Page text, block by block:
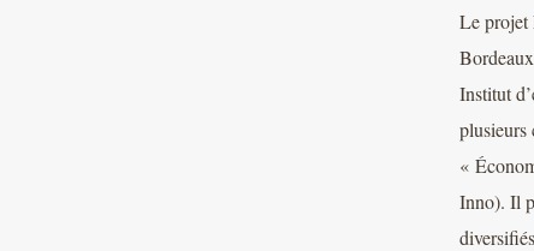
Le projet
Institut
plusieurs
«
Inno). Il